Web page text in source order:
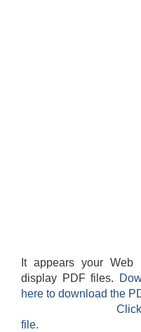
It appears your Web
display PDF files.
here to download the
file.